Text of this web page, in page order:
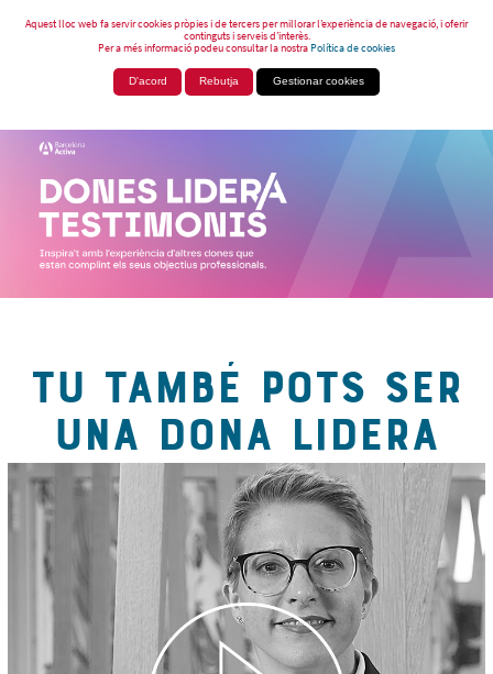
Aquest lloc web fa servir cookies pròpies i de tercers per millorar l’experiència de navegació, i oferir
continguts i serveis d’interès.
Per a més informació podeu consultar la nostraPolítica de cookies
D'acord Rebutja Gestionar cookies
TU TAMBÉ POTS SER
UNA DONA LIDERA